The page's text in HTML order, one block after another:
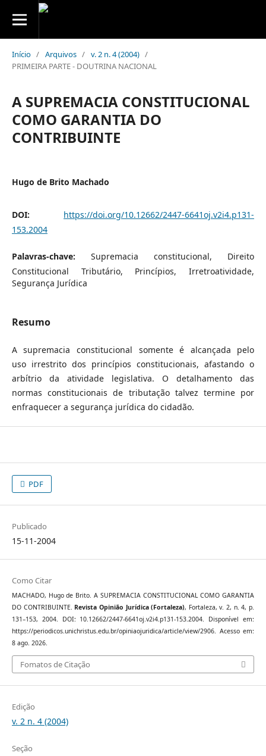
Início / Arquivos / v. 2 n. 4 (2004) /
PRIMEIRA PARTE - DOUTRINA NACIONAL
A SUPREMACIA CONSTITUCIONAL
COMO GARANTIA DO
CONTRIBUINTE
Hugo de Brito Machado
DOI: https://doi.org/10.12662/2447-6641oj.v2i4.p131-
153.2004
Palavras-chave: Supremacia constitucional, Direito
Constitucional Tributário, Princípios, Irretroatividade,
Segurança Jurídica
Resumo
A supremacia constitucional somente é alcançada pelo
uso irrestrito dos princípios constitucionais, afastando o
arbítrio da atividade legislativa. O detalhamento das
normas constitucionais de tributação talvez termine por
enfraquecer a segurança jurídica do cidadão.
PDF
Publicado
15-11-2004
Como Citar
MACHADO, Hugo de Brito. A SUPREMACIA CONSTITUCIONAL COMO GARANTIA
DO CONTRIBUINTE. Revista Opinião Jurídica (Fortaleza), Fortaleza, v. 2, n. 4, p.
131–153, 2004. DOI: 10.12662/2447-6641oj.v2i4.p131-153.2004. Disponível em:
https://periodicos.unichristus.edu.br/opiniaojuridica/article/view/2906. Acesso em:
8 ago. 2026.
Fomatos de Citação
Edição
v. 2 n. 4 (2004)
Seção